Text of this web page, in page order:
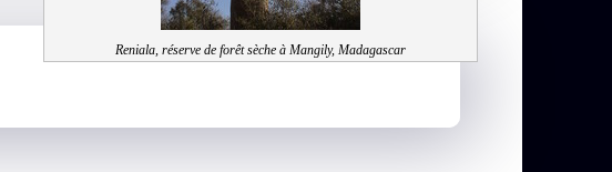
Reniala, réserve de forêt sèche à Mangily, Madagascar